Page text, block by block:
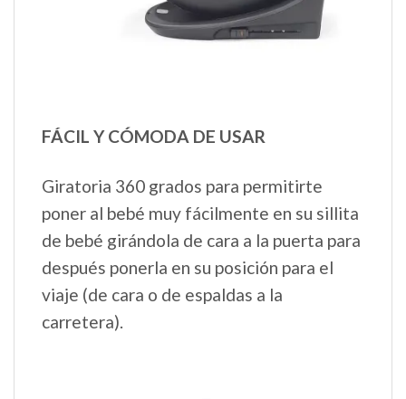
FÁCIL Y CÓMODA DE USAR
Giratoria 360 grados para permitirte
poner al bebé muy fácilmente en su sillita
de bebé girándola de cara a la puerta para
después ponerla en su posición para el
viaje (de cara o de espaldas a la
carretera).